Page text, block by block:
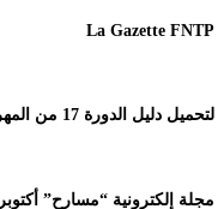
La Gazette FNTP
لتحميل دليل الدورة 17 من المهرجان الوطني للمسرح المحترف
مجلة إلكترونية “مسارح” أكتوبر 2023 /عدد تجريبي